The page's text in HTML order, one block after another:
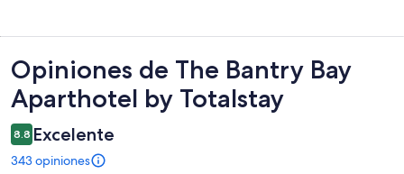
Opiniones
Opiniones de The Bantry Bay
Aparthotel by Totalstay
8.8 Excelente
343 opiniones